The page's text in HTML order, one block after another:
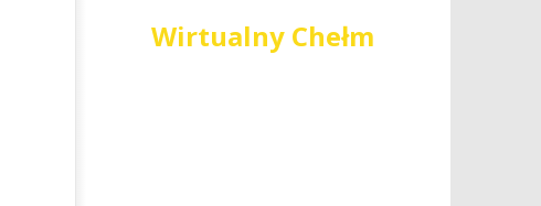
Wirtualny Chełm